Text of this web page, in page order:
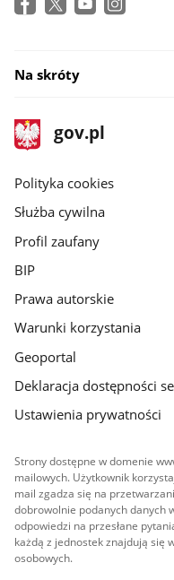
Na skróty
stopka
gov.pl
Strona
gov.pl
gov.pl
Polityka cookies
Służba cywilna
Profil zaufany
BIP
Prawa autorskie
Warunki korzystania
Geoportal
Deklaracja dostępności
Ustawienia prywatności
Strony dostępne w domenie
mailowych. Użytkownik
mail zgadza się na
dobrowolnie podanych danych
odpowiedzi na przesłane
każdą z jednostek znajdują się
osobowych.